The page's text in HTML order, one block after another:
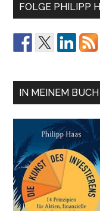
FOLGE PHILIPP
IN MEINEM